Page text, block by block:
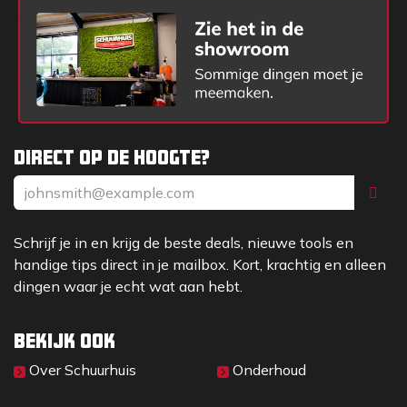
oogbescherming nodig hebben.
Direct op de hoogte?
Schrijf je in en krijg de beste deals, nieuwe tools en
handige tips direct in je mailbox. Kort, krachtig en alleen
dingen waar je echt wat aan hebt.
Bekijk ook
Over Sc​huurhuis
Onderhoud